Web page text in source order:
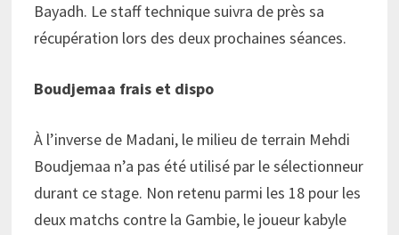
Bayadh. Le staff technique suivra de près sa
récupération lors des deux prochaines séances.
Boudjemaa frais et dispo
À l’inverse de Madani, le milieu de terrain Mehdi
Boudjemaa n’a pas été utilisé par le sélectionneur
durant ce stage. Non retenu parmi les 18 pour les
deux matchs contre la Gambie, le joueur kabyle